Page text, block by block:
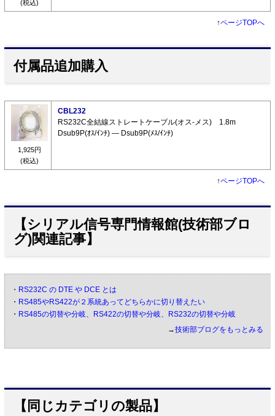
(税込)
↑ページTOPへ
付属品追加購入
1,925円
(税込)
CBL232
RS232C全結線ストレートケーブル(オス-メス) 1.8m
Dsub9P(ｵｽ/ｲﾝﾁ) ― Dsub9P(ﾒｽ/ｲﾝﾁ)
↑ページTOPへ
【シリアル信号専門情報館(技術部ブロ
グ)関連記事】
・ RS232C の DTE や DCE とは
・ RS485やRS422が２系統あってどちらかに切り替えたい
・ RS485の切替や分岐、RS422の切替や分岐、RS232の切替や分岐
→技術部ブログをもっとみる
【同じカテゴリの製品】